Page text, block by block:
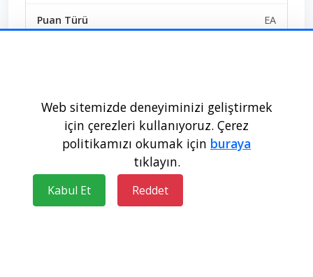
EA
Doldu
496763
Web sitemizde deneyiminizi geliştirmek
için çerezleri kullanıyoruz. Çerez
politikamızı okumak için buraya
tıklayın.
Kabul Et Reddet